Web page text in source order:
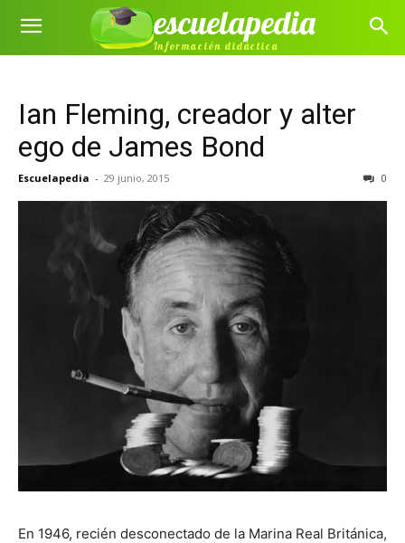
escuelapedia
Información didáctica
Ian Fleming, creador y alter
ego de James Bond
Escuelapedia - 29 junio, 2015 0
En 1946, recién desconectado de la Marina Real Británica,